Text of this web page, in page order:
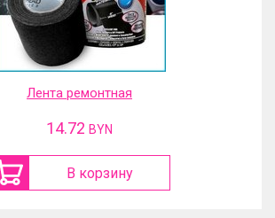
Лента ремонтная
14.72 BYN
В корзину